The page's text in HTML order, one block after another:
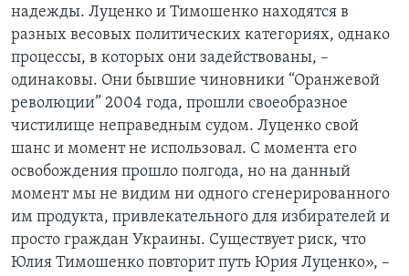
надежды. Луценко и Тимошенко находятся в
разных весовых политических категориях, однако
процессы, в которых они задействованы, –
одинаковы. Они бывшие чиновники “Оранжевой
революции” 2004 года, прошли своеобразное
чистилище неправедным судом. Луценко свой
шанс и момент не использовал. С момента его
освобождения прошло полгода, но на данный
момент мы не видим ни одного сгенерированного
им продукта, привлекательного для избирателей и
просто граждан Украины. Существует риск, что
Юлия Тимошенко повторит путь Юрия Луценко», –